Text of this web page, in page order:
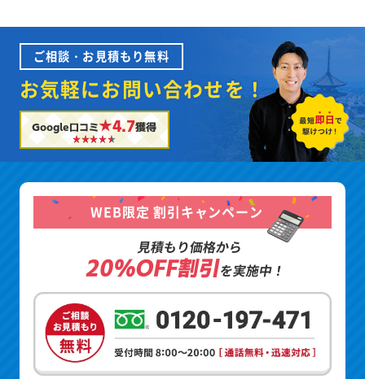
ご相談・お見積もり無料
お気軽にお問い合わせを！
Google口コミ★4.7獲得
WEB限定 割引キャンペーン
見積もり価格から
20%OFF割引を実施中！